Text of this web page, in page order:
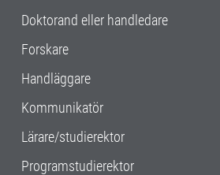
Doktorand eller handledare
Forskare
Handläggare
Kommunikatör
Lärare/studierektor
Programstudierektor